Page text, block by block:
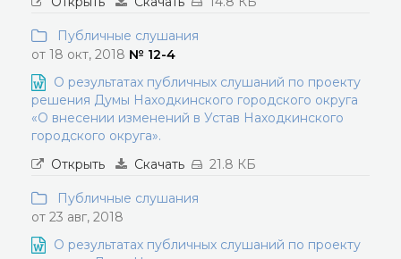
Публичные слушания
от 18 окт, 2018 № 12-4
О результатах публичных слушаний по проекту
решения Думы Находкинского городского округа
«О внесении изменений в Устав Находкинского
городского округа».
Открыть
Скачать 21.8 КБ
Публичные слушания
от 23 авг, 2018
О результатах публичных слушаний по проекту